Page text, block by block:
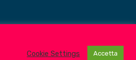
Romania
Cookie Settings Accetta